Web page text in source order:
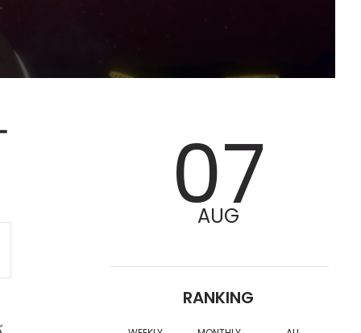
07
AUG
RANKING